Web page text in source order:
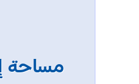
مساحة